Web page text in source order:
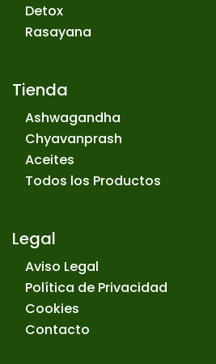
Detox
Rasayana
Tienda
Ashwagandha
Chyavanprash
Aceites
Todos los Productos
Legal
Aviso Legal
Política de Privacidad
Cookies
Contacto